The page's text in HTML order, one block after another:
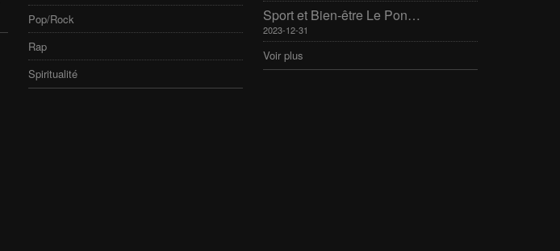
Pop/Rock
Rap
Spiritualité
Sport et Bien-être Le Pontet 16-17 mars 2024
2023-12-31
Voir plus